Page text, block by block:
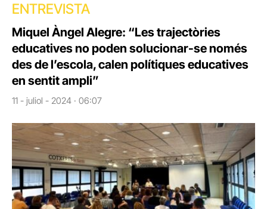
ENTREVISTA
Miquel Àngel Alegre: “Les trajectòries
educatives no poden solucionar-se només
des de l’escola, calen polítiques educatives
en sentit ampli”
11 - juliol - 2024 · 06:07